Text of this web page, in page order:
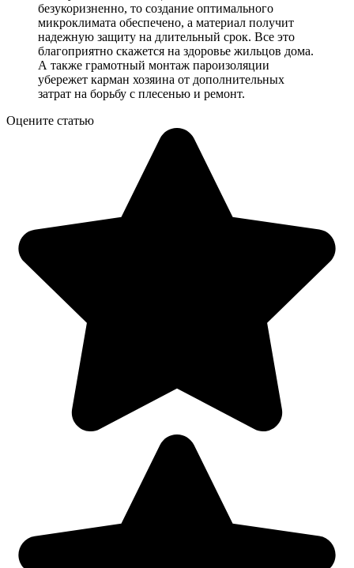
безукоризненно, то создание оптимального
микроклимата обеспечено, а материал получит
надежную защиту на длительный срок. Все это
благоприятно скажется на здоровье жильцов дома.
А также грамотный монтаж пароизоляции
убережет карман хозяина от дополнительных
затрат на борьбу с плесенью и ремонт.
Оцените статью